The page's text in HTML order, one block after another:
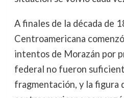
A finales de la década de
Centroamericana
intentos de Morazán por
federal no fueron
fragmentación, y la figura